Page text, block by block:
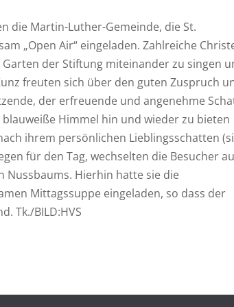
die Martin-Luther-Gemeinde, die St.
„Open Air“ eingeladen. Zahlreiche
der Stiftung miteinander zu singen
freuten sich über den guten Zuspruch
der erfreuende und angenehme
Himmel hin und wieder zu bieten
ihrem persönlichen Lieblingsschatten
für den Tag, wechselten die Besucher
Nussbaums. Hierhin hatte sie die
Mittagssuppe eingeladen, so dass der
Tk./BILD:HVS